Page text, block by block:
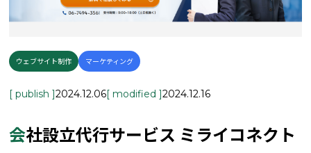
ウェブサイト制作 マーケティング
[ publish ]2024.12.06[ modified ]2024.12.16
会社設立代行サービス ミライコネクト